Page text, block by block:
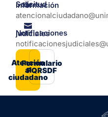
Solicitud de información
Notificaciones judiciales
Atención
al
ciudadano
Formulario
PQRSDF